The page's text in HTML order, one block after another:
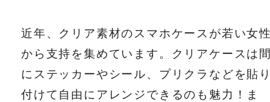
近年、クリア素材のスマホケースが若い女
から支持を集めています。クリアケースは
にステッカーやシール、プリクラなどを貼
付けて自由にアレンジできるのも魅力！ま